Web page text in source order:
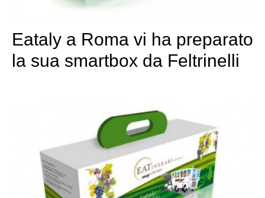
Eataly a Roma vi ha preparato
la sua smartbox da Feltrinelli